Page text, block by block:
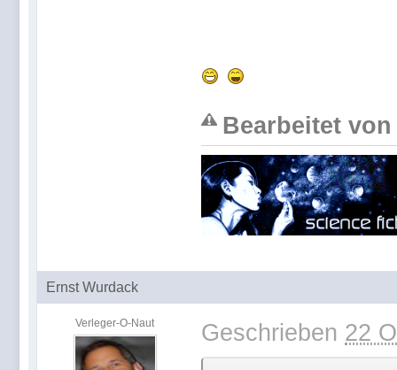
Bearbeitet von
Ernst Wurdack
Verleger-O-Naut Geschrieben 22